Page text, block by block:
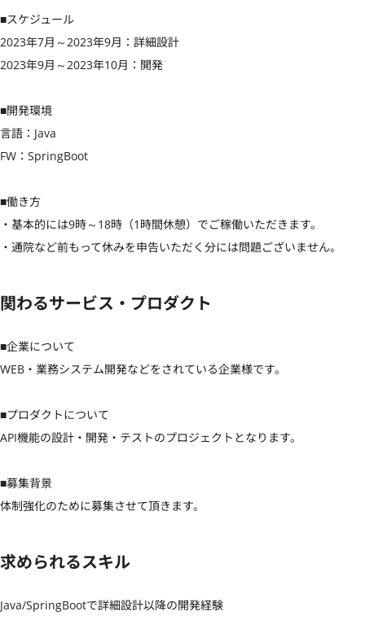
■スケジュール
2023年7月～2023年9月：詳細設計
2023年9月～2023年10月：開発
■開発環境
言語：Java
FW：SpringBoot
■働き方
・基本的には9時～18時（1時間休憩）でご稼働いただきます。
・通院など前もって休みを申告いただく分には問題ございません。
関わるサービス・プロダクト
■企業について
WEB・業務システム開発などをされている企業様です。
■プロダクトについて
API機能の設計・開発・テストのプロジェクトとなります。
■募集背景
体制強化のために募集させて頂きます。
求められるスキル
Java/SpringBootで詳細設計以降の開発経験